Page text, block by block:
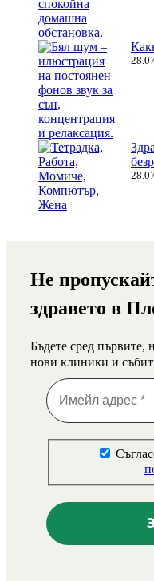
Не
здравето в
Бъдете сред първите,
нови клиники и